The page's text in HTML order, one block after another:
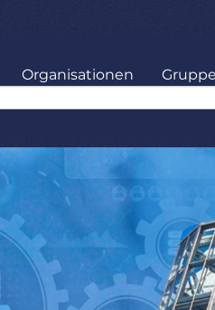
Organisationen